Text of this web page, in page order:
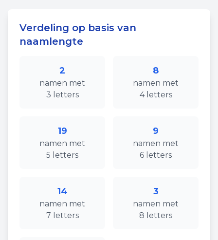
Verdeling op basis van
naamlengte
2
namen met
3 letters
8
namen met
4letters
19
namen met
5 letters
9
namen met
6 letters
14
namen met
7 letters
3
namen met
8 letters